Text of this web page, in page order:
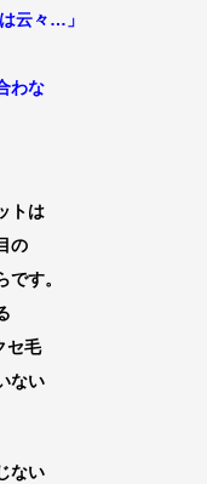
云々…」
わな
トは
の
す。
セ毛
ない
ない